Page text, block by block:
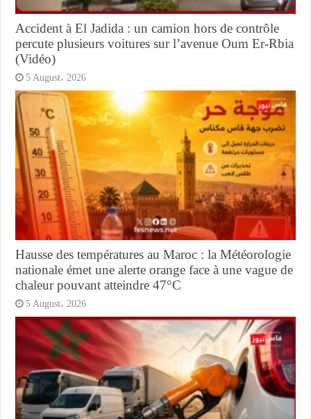
Accident à El Jadida : un camion hors de contrôle
percute plusieurs voitures sur l’avenue Oum Er-Rbia
(Vidéo)
5 August، 2026
Hausse des températures au Maroc : la Météorologie
nationale émet une alerte orange face à une vague de
chaleur pouvant atteindre 47°C
5 August، 2026